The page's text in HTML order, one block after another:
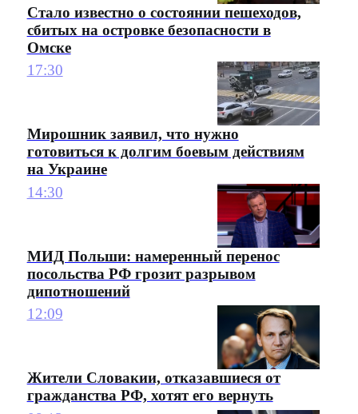
Стало известно о состоянии пешеходов,
сбитых на островке безопасности в
Омске
17:30
Мирошник заявил, что нужно
готовиться к долгим боевым действиям
на Украине
14:30
МИД Польши: намеренный перенос
посольства РФ грозит разрывом
дипотношений
12:09
Жители Словакии, отказавшиеся от
гражданства РФ, хотят его вернуть